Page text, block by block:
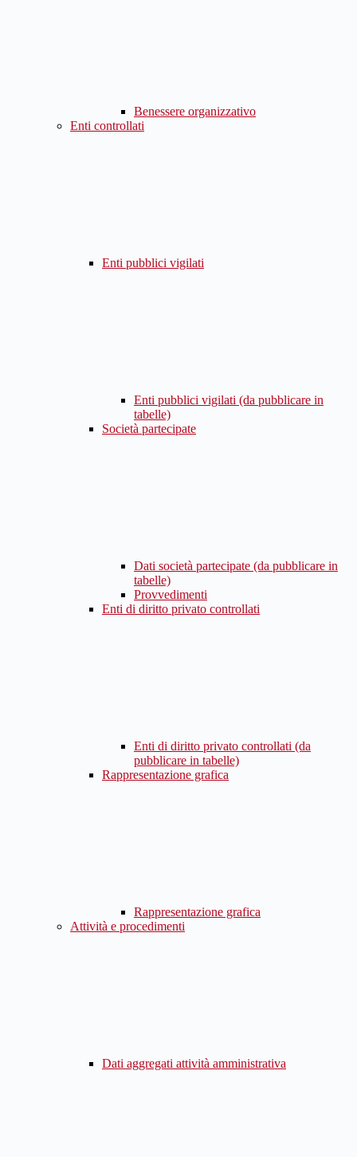
Benessere organizzativo
Enti controllati
Enti pubblici vigilati
Enti pubblici vigilati (da pubblicare in
tabelle)
Società partecipate
Dati società partecipate (da pubblicare in
tabelle)
Provvedimenti
Enti di diritto privato controllati
Enti di diritto privato controllati (da
pubblicare in tabelle)
Rappresentazione grafica
Rappresentazione grafica
Attività e procedimenti
Dati aggregati attività amministrativa